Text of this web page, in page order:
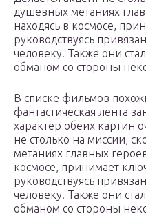
душевных метаниях
находясь в космосе,
руководствуясь
человеку. Также они
обманом со стороны
В списке фильмов
фантастическая лента
характер обеих картин
не столько на миссии,
метаниях главных
космосе, принимает
руководствуясь
человеку. Также они
обманом со стороны